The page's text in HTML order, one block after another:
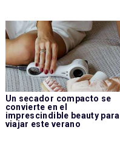
Un secador compacto se
convierte en el
imprescindible beauty para
viajar este verano